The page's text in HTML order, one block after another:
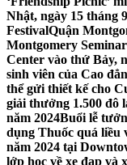
Nhật, ngày 15 tháng
FestivalQuận
Montgomery
Center vào thứ Bảy,
sinh viên của Cao
thể gửi thiết kế cho
giải thưởng 1.500 đô
năm 2024Buổi lễ
dụng Thuốc quá liều
năm 2024 tại
lớp học về xe đạp và